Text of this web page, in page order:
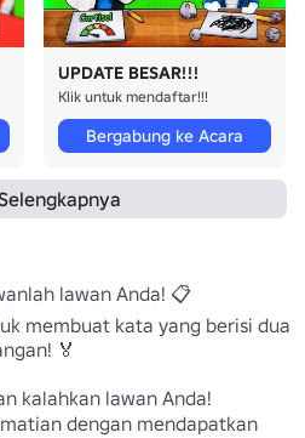
UPDATE BESAR!!!
Klik untuk mendaftar!!!
Bergabung ke Acara
lawan Anda! 📋
membuat kata yang berisi dua
🏅
kalahkan lawan Anda!
dengan mendapatkan